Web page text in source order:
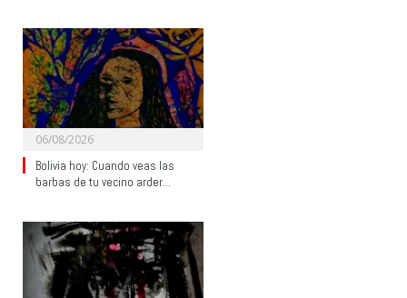
06/08/2026
Bolivia hoy: Cuando veas las
barbas de tu vecino arder…